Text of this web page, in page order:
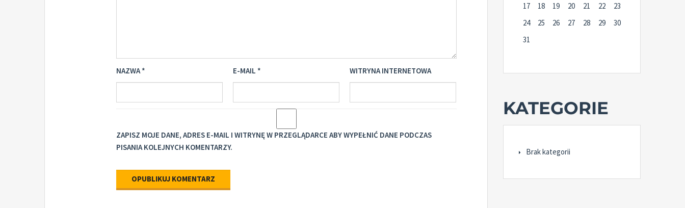
NAZWA* E-MAIL * WITRYNA INTERNETOWA
ZAPISZ MOJE DANE, ADRES E-MAIL I WITRYNĘ W PRZEGLĄDARCE ABY WYPEŁNIĆ DANE PODCZAS
PISANIA KOLEJNYCH KOMENTARZY.
17
18 19 20 21 22
23
24
25 26 27 28 29
30
31
KATEGORIE
Brak kategorii